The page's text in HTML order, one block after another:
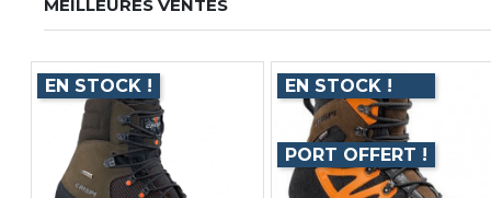
MEILLEURES VENTES
EN STOCK ! EN STOCK !
PORT OFFERT !